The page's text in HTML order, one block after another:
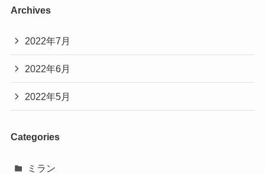
Archives
2022年7月
2022年6月
2022年5月
Categories
ミラン